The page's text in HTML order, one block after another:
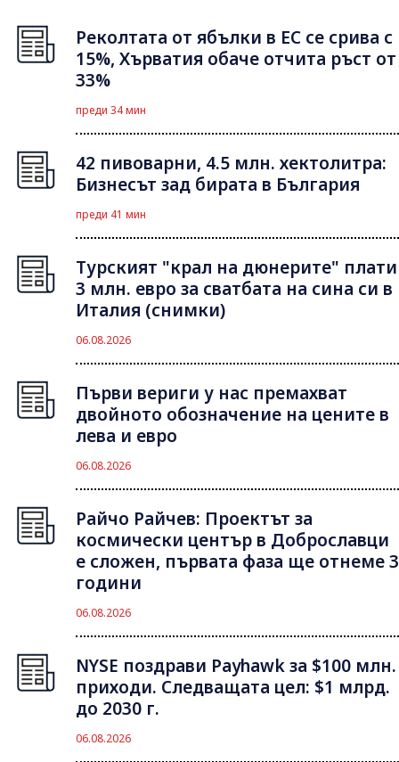
Реколтата от ябълки в ЕС се срива с
15%, Хърватия обаче отчита ръст от
33%
преди 34 мин
42 пивоварни, 4.5 млн. хектолитра:
Бизнесът зад бирата в България
преди 41 мин
Турският "крал на дюнерите" плати
3 млн. евро за сватбата на сина си в
Италия (снимки)
06.08.2026
Първи вериги у нас премахват
двойното обозначение на цените в
лева и евро
06.08.2026
Райчо Райчев: Проектът за
космически център в Доброславци
е сложен, първата фаза ще отнеме 3
години
06.08.2026
NYSE поздрави Payhawk за $100 млн.
приходи. Следващата цел: $1 млрд.
до 2030 г.
06.08.2026